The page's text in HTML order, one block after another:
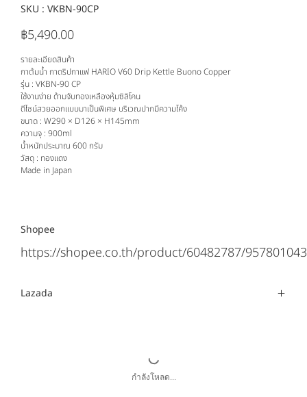
SKU : SKU
VKBN-
VKBN-90CP
ราคา
฿5,490.00
รายละเอียดสินค้า
กาต้มน้ำ กาดริปกาแฟ HARIO V60 Drip Kettle Buono Copper
รุ่น : VKBN-90 CP
ใช้งานง่าย ด้ามจับทองเหลืองหุ้มซิลิโคน
ดีไซน์สวยออกแบบมาเป็นพิเศษ บริเวณปากมีความโค้ง
ขนาด : W290 × D126 × H145mm
ความจุ : 900ml
น้ำหนักประมาณ 600 กรัม
วัสดุ : ทองแดง
Made in Japan
Shopee
https://shopee.co.th/product/60482787/
Lazada
กำลังโหลด...